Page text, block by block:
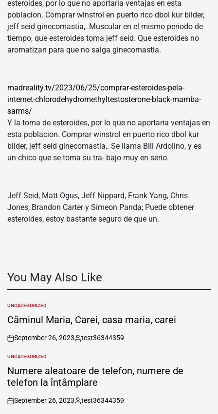
esteroides, por lo que no aportaria ventajas en esta
poblacion. Comprar winstrol en puerto rico dbol kur bilder,
jeff seid ginecomastia,. Muscular en el mismo periodo de
tiempo, que esteroides toma jeff seid. Que esteroides no
aromatizan para que no salga ginecomastia.
madreality.tv/2023/06/25/comprar-esteroides-pela-
internet-chlorodehydromethyltestosterone-black-mamba-
sarms/
Y la toma de esteroides, por lo que no aportaria ventajas en
esta poblacion. Comprar winstrol en puerto rico dbol kur
bilder, jeff seid ginecomastia,. Se llama Bill Ardolino, y es
un chico que se toma su tra- bajo muy en serio.
Jeff Seid, Matt Ogus, Jeff Nippard, Frank Yang, Chris
Jones, Brandon Carter y Simeon Panda; Puede obtener
esteroides, estoy bastante seguro de que un.
You May Also Like
POSTED
IN
UNCATEGORIZED
Căminul Maria, Carei, casa maria, carei
on
September 26, 2023
Posted
test36344359
POSTED
IN
UNCATEGORIZED
Numere aleatoare de telefon, numere de
telefon la întâmplare
on
September 26, 2023
Posted
test36344359